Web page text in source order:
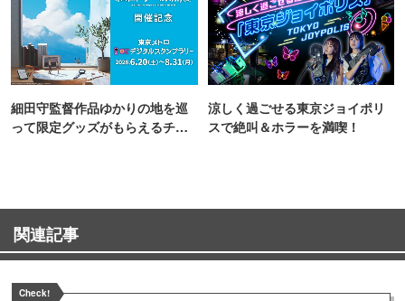
細田守監督作品ゆかりの地を巡
って限定グッズがもらえるチャ
涼しく過ごせる東京ジョイポリ
スで絶叫＆ホラーを満喫！
関連記事
Check!